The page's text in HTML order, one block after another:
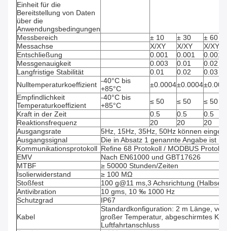
Einheit für die
Bereitstellung von Daten
über die
Anwendungsbedingungen
Messbereich ± 10 ± 30
± 60
Messachse
X/XY X/XY
X/XY
Entschließung
0.001 0.001
0.001
Messgenauigkeit
0.003 0.01
0.02
Langfristige Stabilität
0.01 0.02
0.03
Nulltemperaturkoeffizient -40°C bis
+85°C
±0.0004±0.0004
Empfindlichkeit
Temperaturkoeffizient
-40°C bis
+85°C
≤ 50 ≤ 50
≤ 50
Kraft in der Zeit
0.5 0.5
0.5
Reaktionsfrequenz
20 20
20
Ausgangsrate
5Hz, 15Hz, 35Hz, 50Hz können
Ausgangssignal
Die in Absatz 1 genannte Angabe ist
Kommunikationsprotokoll Refine 68 Protokoll / MODBUS
EMV
Nach EN61000 und GBT17626
MTBF
≥ 50000 Stunden/Zeiten
Isolierwiderstand
≥ 100 MΩ
Stoßfest
100 g@11 ms,3 Achsrichtung
Antivibration
10 gms, 10 ‰ 1000 Hz
Schutzgrad
IP67
Kabel
Standardkonfiguration: 2 m Länge,
großer Temperatur, abgeschirmtes
Luftfahrtanschluss